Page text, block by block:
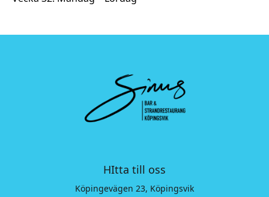
HItta till oss
Köpingevägen 23, Köpingsvik